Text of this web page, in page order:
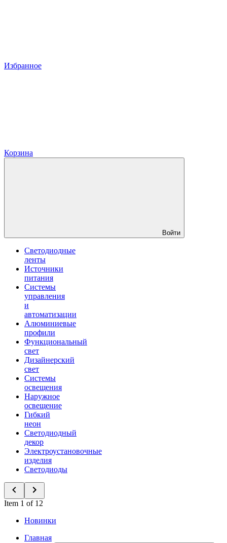
Избранное
Корзина
Войти
Светодиодные
ленты
Источники
питания
Системы
управления
и
автоматизации
Алюминиевые
профили
Функциональный
свет
Дизайнерский
свет
Системы
освещения
Наружное
освещение
Гибкий
неон
Светодиодный
декор
Электроустановочные
изделия
Светодиоды
Item 1 of 12
Новинки
Главная